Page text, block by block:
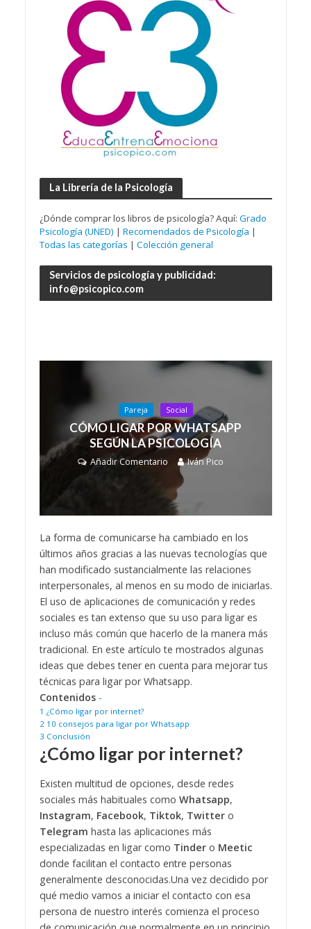
La Librería de la Psicología
¿Dónde comprar los libros de psicología? Aquí: Grado
Psicología (UNED) | Recomendados de Psicología |
Todas las categorías | Colección general
Servicios de psicología y publicidad:
info@psicopico.com
Pareja Social
CÓMO LIGAR POR WHATSAPP
SEGÚN LA PSICOLOGÍA
Añadir Comentario Iván Pico
La forma de comunicarse ha cambiado en los
últimos años gracias a las nuevas tecnologías que
han modificado sustancialmente las relaciones
interpersonales, al menos en su modo de iniciarlas.
El uso de aplicaciones de comunicación y redes
sociales es tan extenso que su uso para ligar es
incluso más común que hacerlo de la manera más
tradicional. En este artículo te mostrados algunas
ideas que debes tener en cuenta para mejorar tus
técnicas para ligar por Whatsapp.
Contenidos -
1 ¿Cómo ligar por internet?
2 10 consejos para ligar por Whatsapp
3 Conclusión
¿Cómo ligar por internet?
Existen multitud de opciones, desde redes
sociales más habituales como Whatsapp,
Instagram, Facebook, Tiktok, Twittero
Telegram hasta las aplicaciones más
especializadas en ligar como Tindero Meetic
donde facilitan el contacto entre personas
generalmente desconocidas.Una vez decidido por
qué medio vamos a iniciar el contacto con esa
persona de nuestro interés comienza el proceso